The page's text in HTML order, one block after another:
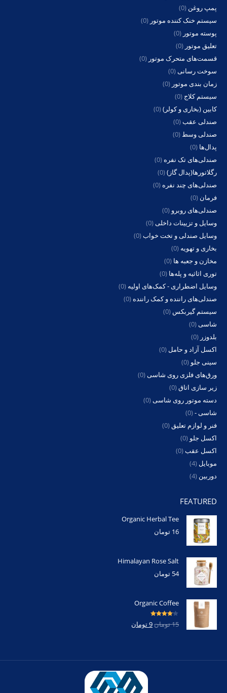
پمپ روغن (0)
سیستم خنک کننده موتور (0)
پوسته موتور (0)
تعلیق موتور (0)
قسمت‌های متحرک موتور (0)
سوخت رسانی(0)
زمان بندی موتور (0)
سیستم کلاج (0)
کابین (بخاری و کولر)(0)
صندلی عقب(0)
صندلی وسط (0)
پدال‌ها (0)
صندلی‌های تک نفره (0)
رگلاتورها(پدال گاز)(0)
صندلی‌های چند نفره (0)
فرمان (0)
صندلی‌های روبرو (0)
وسایل و تزیینات داخلی(0)
وسایل صندلی و تخت خواب(0)
بخاری و تهویه (0)
مخازن و جعبه ها (0)
توری اثاثیه و پله‌ها (0)
وسایل اضطراری - کمک‌های اولیه (0)
صندلی‌های راننده و کمک راننده (0)
سیستم گیربکس (0)
شاسی(0)
بلدوزر (0)
اکسل آزاد و حامل (0)
سینی جلو (0)
ورق‌های فلزی روی شاسی(0)
زیر سازی اتاق(0)
دسته موتور روی شاسی(0)
شاسی -(0)
فنر و لوازم تعلیق(0)
اکسل جلو (0)
اکسل عقب(0)
موبایل (4)
دوربین (4)
FEATURED
Organic Herbal Tee
16 تومان
Himalayan Rose Salt
54 تومان
Organic Coffee
امتیاز4.00
از 5 15تومان9تومان